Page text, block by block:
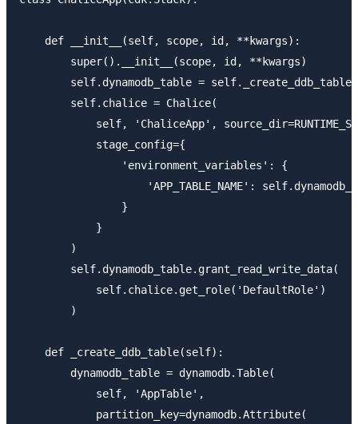
    def __init__(self, scope, id, **kwargs):
        super().__init__(scope, id, **kwargs)
self.dynamodb_table =
        self.chalice = Chalice(
self, 'ChaliceApp',
            stage_config={
                'environment_variables': {
'APP_TABLE_NAME':
                }
            }
        )
        self.dynamodb_table.grant_read_write_data(
            self.chalice.get_role('DefaultRole')
        )
    def _create_ddb_table(self):
        dynamodb_table = dynamodb.Table(
            self, 'AppTable',
            partition_key=dynamodb.Attribute(